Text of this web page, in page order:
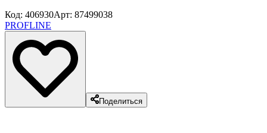
Код: 406930Арт: 87499038
PROFLINE
Поделиться